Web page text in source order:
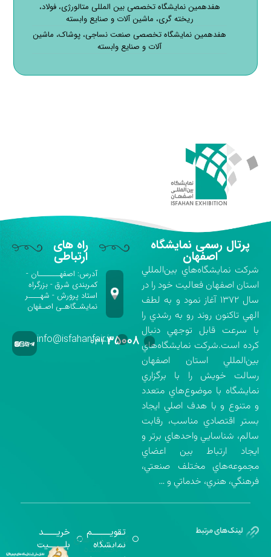
هفدهمین نمایشگاه تخصصی بین المللی متالورژی، فولاد،
ریخته گری، ماشین آلات و صنایع وابسته
هفدهمین نمایشگاه تخصصی صنعت نساجی، پوشاک، ماشین
آلات و صنایع وابسته
پرتال رسمی نمایشگاه
اصفهان
شركت نمايشگاه‌هاي بين‌المللي
استان اصفهان فعاليت خود را در
سال ۱۳۷۲ آغاز نمود و به لطف
الهي تاكنون روند رو به رشدي را
با سرعت قابل توجهي دنبال
كرده است.شركت نمايشگاه‌هاي
بين‌المللي استان اصفهان
رسالت خويش را با برگزاري
نمايشگاه با موضوع‌هاي متعدد
و متنوع و با هدف اصلي ايجاد
بستر اقتصادي مناسب، رقابت
سالم، شناسايي واحدهاي برتر و
ايجاد ارتباط بين اعضاي
مجموعه‌هاي مختلف صنعتي،
فرهنگي، هنري، خدماتي و …
راه های
ارتباطی
آدرس: اصفهـــــــان -
کمربندی شرق - بزرگراه
استاد پرورش - شهــــر
نمایشـگاهـی اصـفهان
۰۳۱-۳۵۰۰۸info@isfahanfair.ir
تقویــــــــــم
نمایشگاه
خریـــــــد
بلـــــــــیت گواهینامه‌های
اخذ شده